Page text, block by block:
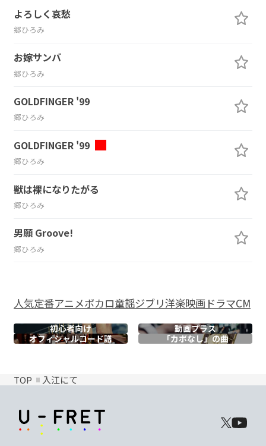
よろしく哀愁
郷ひろみ
お嫁サンバ
郷ひろみ
GOLDFINGER '99
郷ひろみ
GOLDFINGER '99
郷ひろみ
獣は裸になりたがる
郷ひろみ
男願 Groove!
郷ひろみ
人気定番アニメボカロ童謡ジブリ洋楽映画ドラマCM
初心者向け
動画プラス
オフィシャルコード譜 「カポなし」の曲
TOP 入江にて